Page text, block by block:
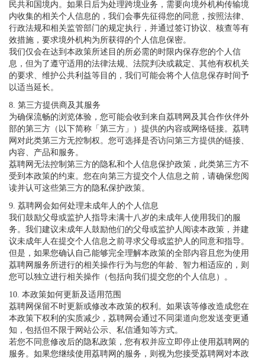
民共和国境内。如果日后为处理跨境业务，需要向境外机构传输境
内收集的相关个人信息的，我们会事先征得您的同意，按照法律、
行政法规和相关监管部门的规定执行，并通过签订协议、核查等有
效措施，要求境外机构为所获得的个人信息保密。
我们仅会在达到本政策所述目的所必需的时限内保存您的个人信
息，但为了遵守适用的法律法规、法院判决或裁定、其他有权机关
的要求、维护公共利益等目的，我们可能会将个人信息保存时间予
以适当延长。
8. 第三方提供商及其服务
为确保流畅的浏览体验，您可能会收到来自荔聘网及其合作伙伴外
部的第三方（以下简称「第三方」）提供的内容或网络链接。荔聘
网对此类第三方无控制权。您可选择是否访问第三方提供的链接、
内容、产品和服务。
荔聘网无法控制第三方的隐私和个人信息保护政策，此类第三方不
受到本政策的约束。您在向第三方提交个人信息之前，请确保您阅
读并认可这些第三方的隐私保护政策。
9. 荔聘网会如何处理未成年人的个人信息
我们鼓励父母或监护人指导未满十八岁的未成年人使用我们的服
务。我们建议未成年人鼓励他们的父母或监护人阅读本政策，并建
议未成年人在提交个人信息之前寻求父母或监护人的同意和指导。
但是，如果您确认自己能够完全理解本政策的全部内容且您为使用
荔聘网服务所进行的相关操作行为与您的年龄、智力相适应的，则
您可以独立进行相关操作（包括向我们提交您的个人信息）。
10. 本政策如何更新及适用范围
荔聘网保留不时更新或修改本政策的权利。如果该等修改造成您在
本政策下权利的实质减少，荔聘网会通过不同渠道向您发送变更通
知，包括但不限于网站公示、私信通知等方式。
若您不同意修改后的隐私政策，您有权并应立即停止使用荔聘网的
服务。如果您继续使用荔聘网的服务，则视为您接受荔聘网对本政